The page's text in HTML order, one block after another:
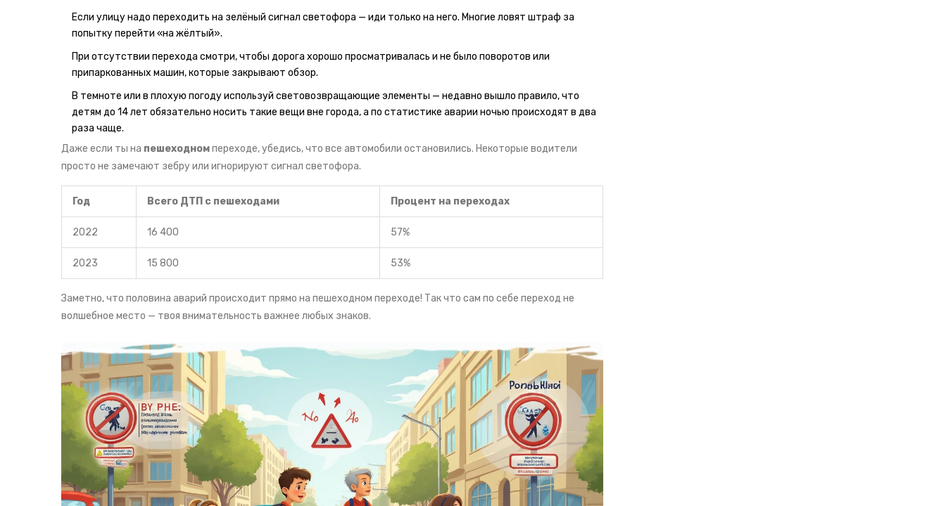
Если улицу надо переходить на зелёный сигнал светофора — иди только на него. Многие ловят штраф за
попытку перейти «на жёлтый».
При отсутствии перехода смотри, чтобы дорога хорошо просматривалась и не было поворотов или
припаркованных машин, которые закрывают обзор.
В темноте или в плохую погоду используй световозвращающие элементы — недавно вышло правило, что
детям до 14 лет обязательно носить такие вещи вне города, а по статистике аварии ночью происходят в два
раза чаще.
Даже если ты на пешеходномпереходе, убедись, что все автомобили остановились. Некоторые водители
просто не замечают зебру или игнорируют сигнал светофора.
Год Всего ДТП с пешеходами Процент на переходах
2022 16 400 57%
2023 15 800 53%
Заметно, что половина аварий происходит прямо на пешеходном переходе! Так что сам по себе переход не
волшебное место — твоя внимательность важнее любых знаков.